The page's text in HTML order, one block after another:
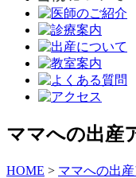
ママへの出産
HOME > ママへの出